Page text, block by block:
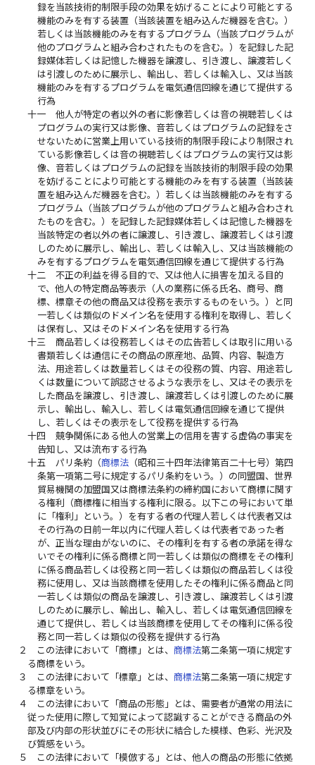
録を当該技術的制限手段の効果を妨げることにより可能とする
機能のみを有する装置（当該装置を組み込んだ機器を含む。）
若しくは当該機能のみを有するプログラム（当該プログラムが
他のプログラムと組み合わされたものを含む。）を記録した記
録媒体若しくは記憶した機器を譲渡し、引き渡し、譲渡若しく
は引渡しのために展示し、輸出し、若しくは輸入し、又は当該
機能のみを有するプログラムを電気通信回線を通じて提供する
行為
十一
他人が特定の者以外の者に影像若しくは音の視聴若しくは
プログラムの実行又は影像、音若しくはプログラムの記録をさ
せないために営業上用いている技術的制限手段により制限され
ている影像若しくは音の視聴若しくはプログラムの実行又は影
像、音若しくはプログラムの記録を当該技術的制限手段の効果
を妨げることにより可能とする機能のみを有する装置（当該装
置を組み込んだ機器を含む。）若しくは当該機能のみを有する
プログラム（当該プログラムが他のプログラムと組み合わされ
たものを含む。）を記録した記録媒体若しくは記憶した機器を
当該特定の者以外の者に譲渡し、引き渡し、譲渡若しくは引渡
しのために展示し、輸出し、若しくは輸入し、又は当該機能の
みを有するプログラムを電気通信回線を通じて提供する行為
十二
不正の利益を得る目的で、又は他人に損害を加える目的
で、他人の特定商品等表示（人の業務に係る氏名、商号、商
標、標章その他の商品又は役務を表示するものをいう。）と同
一若しくは類似のドメイン名を使用する権利を取得し、若しく
は保有し、又はそのドメイン名を使用する行為
十三
商品若しくは役務若しくはその広告若しくは取引に用いる
書類若しくは通信にその商品の原産地、品質、内容、製造方
法、用途若しくは数量若しくはその役務の質、内容、用途若し
くは数量について誤認させるような表示をし、又はその表示を
した商品を譲渡し、引き渡し、譲渡若しくは引渡しのために展
示し、輸出し、輸入し、若しくは電気通信回線を通じて提供
し、若しくはその表示をして役務を提供する行為
十四
競争関係にある他人の営業上の信用を害する虚偽の事実を
告知し、又は流布する行為
十五
パリ条約（商標法（昭和三十四年法律第百二十七号）第四
条第一項第二号に規定するパリ条約をいう。）の同盟国、世界
貿易機関の加盟国又は商標法条約の締約国において商標に関す
る権利（商標権に相当する権利に限る。以下この号において単
に「権利」という。）を有する者の代理人若しくは代表者又は
その行為の日前一年以内に代理人若しくは代表者であった者
が、正当な理由がないのに、その権利を有する者の承諾を得な
いでその権利に係る商標と同一若しくは類似の商標をその権利
に係る商品若しくは役務と同一若しくは類似の商品若しくは役
務に使用し、又は当該商標を使用したその権利に係る商品と同
一若しくは類似の商品を譲渡し、引き渡し、譲渡若しくは引渡
しのために展示し、輸出し、輸入し、若しくは電気通信回線を
通じて提供し、若しくは当該商標を使用してその権利に係る役
務と同一若しくは類似の役務を提供する行為
２
この法律において「商標」とは、 商標法第二条第一項に規定す
る商標をいう。
３
この法律において「標章」とは、 商標法第二条第一項に規定す
る標章をいう。
４
この法律において「商品の形態」とは、需要者が通常の用法に
従った使用に際して知覚によって認識することができる商品の外
部及び内部の形状並びにその形状に結合した模様、色彩、光沢及
び質感をいう。
５
この法律において「模倣する」とは、他人の商品の形態に依拠